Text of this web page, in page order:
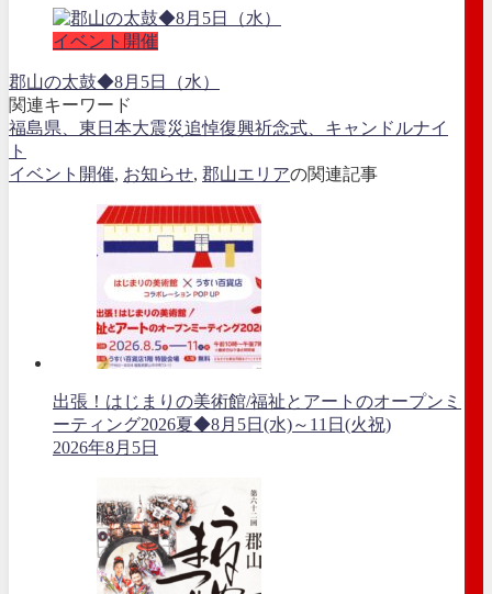
イベント開催
郡山の太鼓◆8月5日（水）
関連キーワード
福島県、東日本大震災追悼復興祈念式、キャンドルナイ
ト
イベント開催, お知らせ, 郡山エリアの関連記事
出張！はじまりの美術館/福祉とアートのオープンミ
ーティング2026夏◆8月5日(水)～11日(火祝)
2026年8月5日